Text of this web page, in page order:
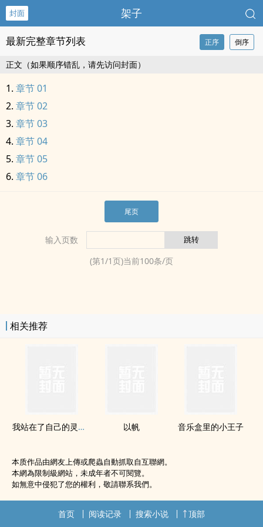
封面 架子
最新完整章节列表 正序 倒序
正文（如果顺序错乱，请先访问封面）
章节 01
章节 02
章节 03
章节 04
章节 05
章节 06
尾页
输入页数
(第1/1页)当前100条/页
相关推荐
我站在了自己的灵堂前 以帆 音乐盒里的小王子
本质作品由網友上傳或爬蟲自動抓取自互聯網。
本網為限制級網站，未成年者不可閱覽。
如無意中侵犯了您的權利，敬請聯系我們。
首页 阅读记录 搜索小说 顶部